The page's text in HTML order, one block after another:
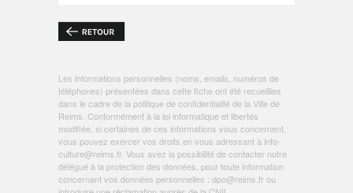
Les informations personnelles (noms, emails, numéros de
téléphones) présentées dans cette fiche ont été recueillies
dans le cadre de la politique deconfidentialité de la Ville de
Reims . Conformément à la loi informatique et libertés
modifiée, si certaines de ces informations vous concernent,
vous pouvez exercer vos droits en vous adressant à info-
culture@reims.fr. Vous avez la possibilité de contacter notre
délégué à la protection des données, pour toute information
concernant vos données personnelles : dpo@reims.frou